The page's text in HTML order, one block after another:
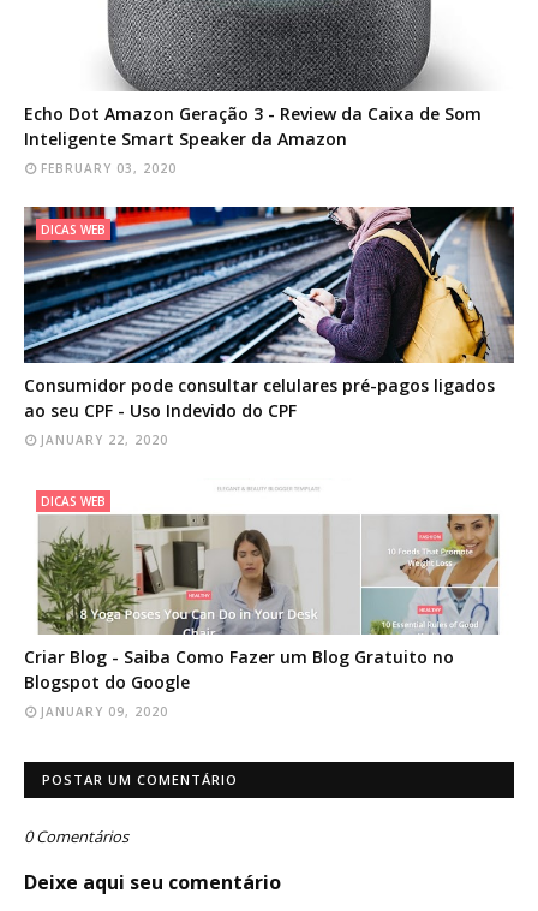
Echo Dot Amazon Geração 3 - Review da Caixa de Som
Inteligente Smart Speaker da Amazon
FEBRUARY 03, 2020
DICAS WEB
Consumidor pode consultar celulares pré-pagos ligados
ao seu CPF - Uso Indevido do CPF
JANUARY 22, 2020
DICAS WEB
Criar Blog - Saiba Como Fazer um Blog Gratuito no
Blogspot do Google
JANUARY 09, 2020
POSTAR UM COMENTÁRIO
0 Comentários
Deixe aqui seu comentário